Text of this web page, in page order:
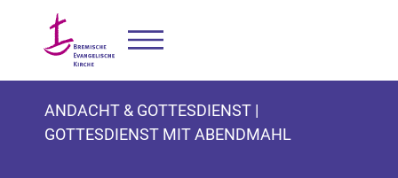
ANDACHT & GOTTESDIENST |
GOTTESDIENST MIT ABENDMAHL